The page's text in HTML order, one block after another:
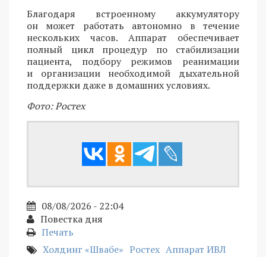
Благодаря встроенному аккумулятору
он может работать автономно в течение
нескольких часов. Аппарат обеспечивает
полный цикл процедур по стабилизации
пациента, подбору режимов реанимации
и организации необходимой дыхательной
поддержки даже в домашних условиях.
Фото: Ростех
08/08/2026 - 22:04
Повестка дня
Печать
Холдинг «Швабе» Ростех Аппарат ИВЛ